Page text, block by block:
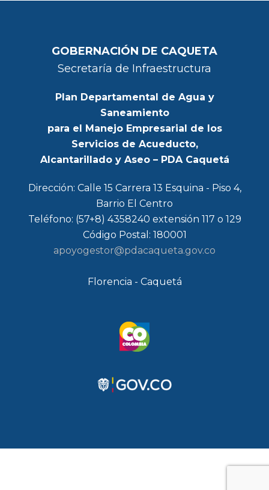
GOBERNACIÓN DE CAQUETA
Secretaría de Infraestructura
Plan Departamental de Agua y
Saneamiento
para el Manejo Empresarial de los
Servicios de Acueducto,
Alcantarillado y Aseo – PDA Caquetá
Dirección: Calle 15 Carrera 13 Esquina - Piso 4,
Barrio El Centro
Teléfono: (57+8) 4358240 extensión 117 o 129
Código Postal: 180001
apoyogestor@pdacaqueta.gov.co
Florencia - Caquetá